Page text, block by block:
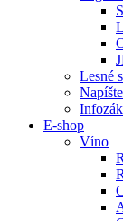
Lesné
E-shop
Víno